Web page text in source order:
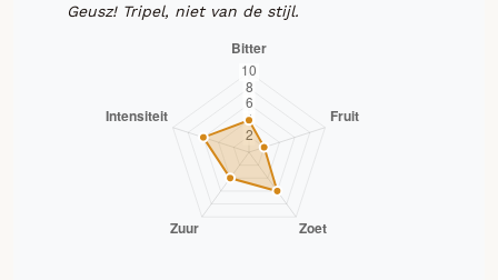
Geusz! Tripel, niet van de stijl.